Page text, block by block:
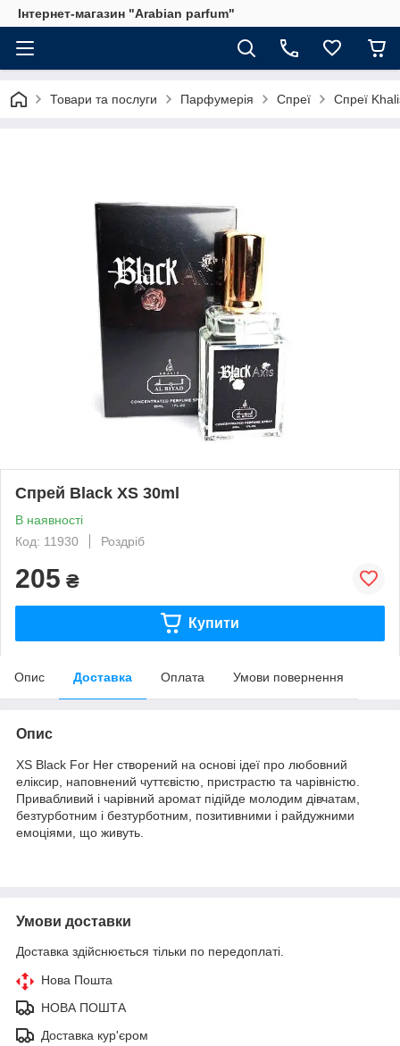
Інтернет-магазин "Arabian parfum"
Товари та послуги Парфумерія Спреї Спреї
Спрей Black XS 30ml
В наявності
Код: 11930
Роздріб
205 ₴
Купити
Опис Доставка Оплата Умови повернення
Опис
XS Black For Her створений на основі ідеї про любовний
еліксир, наповнений чуттєвістю, пристрастю та чарівністю.
Привабливий і чарівний аромат підійде молодим дівчатам,
безтурботним і безтурботним, позитивними і райдужними
емоціями, що живуть.
Умови доставки
Доставка здійснюється тільки по передоплаті.
Нова Пошта
НОВА ПОШТА
Доставка кур'єром